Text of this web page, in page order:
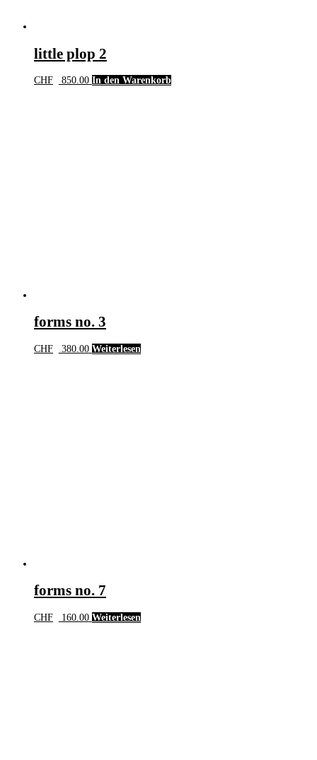
little plop 2
CHF 850.00 In den Warenkorb
forms no. 3
CHF 380.00 Weiterlesen
forms no. 7
CHF 160.00 Weiterlesen